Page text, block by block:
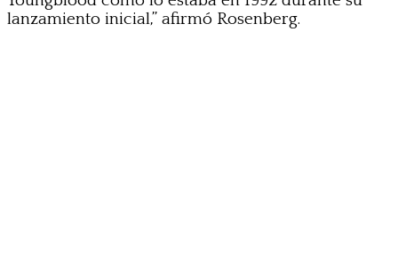
lanzamiento inicial,” afirmó Rosenberg.